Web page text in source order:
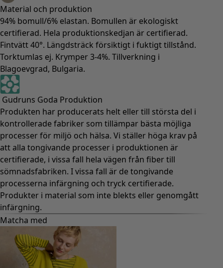
Material och produktion
94% bomull/6% elastan. Bomullen är ekologiskt
certifierad. Hela produktionskedjan är certifierad.
Fintvätt 40°. Längdsträck försiktigt i fuktigt tillstånd.
Torktumlas ej. Krymper 3-4%. Tillverkning i
Blagoevgrad, Bulgaria.
Gudruns Goda Produktion
Produkten har producerats helt eller till största del i
kontrollerade fabriker som tillämpar bästa möjliga
processer för miljö och hälsa. Vi ställer höga krav på
att alla tongivande processer i produktionen är
certifierade, i vissa fall hela vägen från fiber till
sömnadsfabriken. I vissa fall är de tongivande
processerna infärgning och tryck certifierade.
Produkter i material som inte blekts eller genomgått
infärgning.
Matcha med